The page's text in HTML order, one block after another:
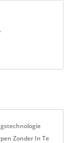
Zonder In Te